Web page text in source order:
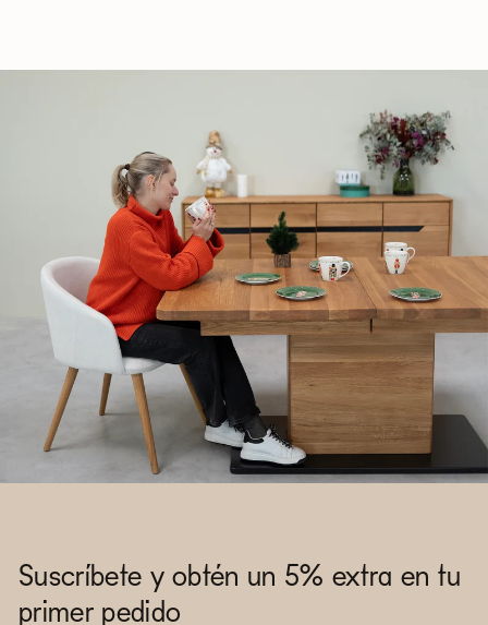
Suscríbete y obtén un 5% extra en tu
primer pedido